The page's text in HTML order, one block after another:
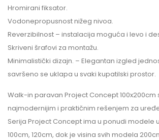
Hromirani fiksator.
Vodonepropusnost nižeg nivoa.
Reverzibilnost – instalacija moguća i levo i
Skriveni šrafovi za montažu.
Minimalistički dizajn. – Elegantan izgled
savršeno se uklapa u svaki kupatilski prostor.
Walk-in paravan Project ​Concept 100x200cm
najmodernijim i praktičnim rešenjem za
Serija Project Concept ima u ponudi modele
100cm, 120cm, dok je visina svih modela